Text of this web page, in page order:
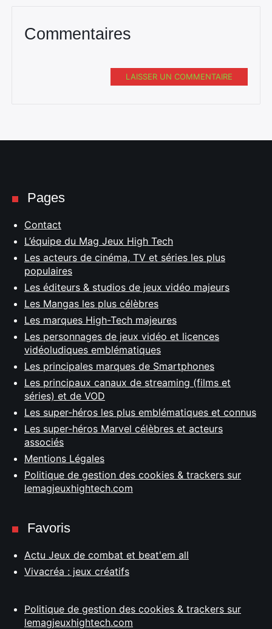
Commentaires
LAISSER UN COMMENTAIRE
Pages
Contact
L’équipe du Mag Jeux High Tech
Les acteurs de cinéma, TV et séries les plus
populaires
Les éditeurs & studios de jeux vidéo majeurs
Les Mangas les plus célèbres
Les marques High-Tech majeures
Les personnages de jeux vidéo et licences
vidéoludiques emblématiques
Les principales marques de Smartphones
Les principaux canaux de streaming (films et
séries) et de VOD
Les super-héros les plus emblématiques et connus
Les super-héros Marvel célèbres et acteurs
associés
Mentions Légales
Politique de gestion des cookies & trackers sur
lemagjeuxhightech.com
Favoris
Actu Jeux de combat et beat'em all
Vivacréa : jeux créatifs
Politique de gestion des cookies & trackers sur
lemagjeuxhightech.com